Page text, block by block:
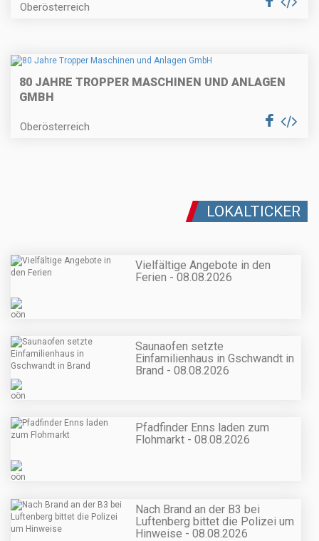
Oberösterreich
80 JAHRE TROPPER MASCHINEN UND ANLAGEN
GMBH
Oberösterreich
LOKALTICKER
Vielfältige Angebote in den
Ferien - 08.08.2026
Saunaofen setzte
Einfamilienhaus in Gschwandt in
Brand - 08.08.2026
Pfadfinder Enns laden zum
Flohmarkt - 08.08.2026
Nach Brand an der B3 bei
Luftenberg bittet die Polizei um
Hinweise - 08.08.2026